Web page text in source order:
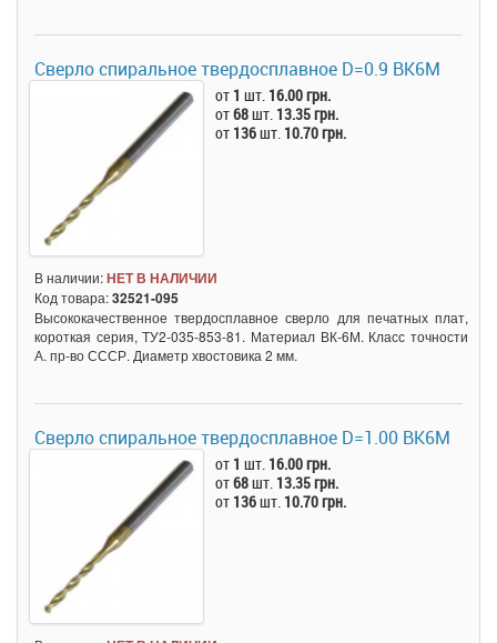
Сверло спиральное твердосплавное D=0.9 BK6M
от 1 шт. 16.00 грн.
от68шт. 13.35 грн.
от 136шт. 10.70 грн.
В наличии:НЕТ В НАЛИЧИИ
Код товара:32521-095
Высококачественное твердосплавное сверло для печатных плат,
короткая серия, ТУ2-035-853-81. Материал ВК-6М. Класс точности
А. пр-во СССР. Диаметр хвостовика 2 мм.
Сверло спиральное твердосплавное D=1.00 BK6M
от 1 шт. 16.00 грн.
от68шт. 13.35 грн.
от 136шт. 10.70 грн.